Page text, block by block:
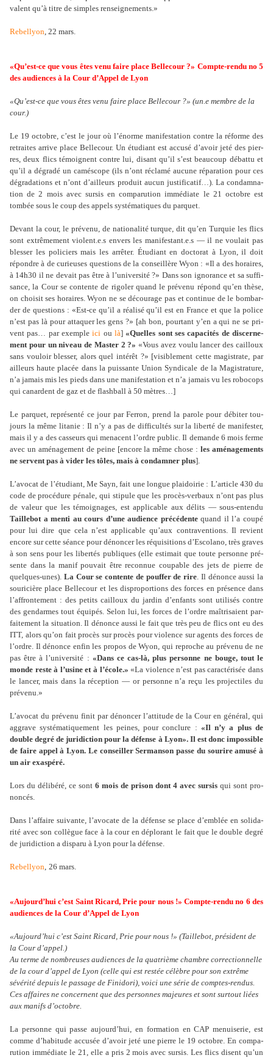
valent qu’à titre de sim­ples ren­sei­gne­ments.»
Rebellyon, 22 mars.
«Qu’est-ce que vous êtes venu faire place Bellecour ?» Compte-rendu no 5
des audiences à la Cour d’Appel de Lyon
«Qu’est-ce que vous êtes venu faire place Bellecour ?» (un.e membre de la
cour.)
Le 19 octo­bre, c’est le jour où l’énorme mani­fes­ta­tion contre la réforme des
retrai­tes arrive place Bellecour. Un étudiant est accusé d’avoir jeté des pier­
res, deux flics témoi­gnent contre lui, disant qu’il s’est beau­coup débattu et
qu’il a dégradé un camé­scope (ils n’ont réclamé aucune répa­ra­tion pour ces
dégra­da­tions et n’ont d’ailleurs pro­duit aucun jus­ti­fi­ca­tif…). La condam­na­
tion de 2 mois avec sursis en com­pa­ru­tion immé­diate le 21 octo­bre est
tombée sous le coup des appels sys­té­ma­ti­ques du par­quet.
Devant la cour, le pré­venu, de natio­na­lité turque, dit qu’en Turquie les flics
sont extrê­me­ment vio­lent.e.s envers les mani­fes­tant.e.s — il ne vou­lait pas
bles­ser les poli­ciers mais les arrê­ter. Étudiant en doc­to­rat à Lyon, il doit
répon­dre à de curieu­ses ques­tions de la conseillère Wyon : «Il a des horai­res,
à 14h30 il ne devait pas être à l’uni­ver­sité ?» Dans son igno­rance et sa suf­fi­
sance, la Cour se contente de rigo­ler quand le pré­venu répond qu’en thèse,
on choi­sit ses horai­res. Wyon ne se décou­rage pas et conti­nue de le bom­bar­
der de ques­tions : «Est-ce qu’il a réa­lisé qu’il est en France et que la police
n’est pas là pour atta­quer les gens ?» [ah bon, pour­tant y’en a qui ne se pri­
vent pas… par exem­pleici oulà]«Quelles sont ses capa­ci­tés de dis­cer­ne­
ment pour un niveau de Master 2 ?» «Vous avez voulu lancer des cailloux
sans vou­loir bles­ser, alors quel inté­rêt ?» [visi­ble­ment cette magis­trate, par
ailleurs haute placée dans la puis­sante Union Syndicale de la Magistrature,
n’a jamais mis les pieds dans une mani­fes­ta­tion et n’a jamais vu les robo­cops
qui canar­dent de gaz et de fla­sh­ball à 50 mètres…]
Le par­quet, repré­senté ce jour par Ferron, prend la parole pour débi­ter tou­
jours la même lita­nie : Il n’y a pas de dif­fi­cultés sur la liberté de mani­fes­ter,
mais il y a des cas­seurs qui mena­cent l’ordre public. Il demande 6 mois ferme
avec un amé­na­ge­ment de peine [encore la même chose :les amé­na­ge­ments
ne ser­vent pas à vider les tôles, mais à condam­ner plus].
L’avocat de l’étudiant, Me Sayn, fait une longue plai­doi­rie : L’arti­cle 430 du
code de pro­cé­dure pénale, qui sti­pule que les procès-ver­baux n’ont pas plus
de valeur que les témoi­gna­ges, est appli­ca­ble aux délits — sous-entendu
Taillebot a menti au cours d’une audience pré­cé­dentequand il l’a coupé
pour lui dire que cela n’est appli­ca­ble qu’aux contra­ven­tions. Il revient
encore sur cette séance pour dénon­cer les réqui­si­tions d’Escolano, très graves
à son sens pour les liber­tés publi­ques (elle esti­mait que toute per­sonne pré­
sente dans la manif pou­vait être reconnue cou­pa­ble des jets de pierre de
quel­ques-unes). La Cour se contente de pouf­fer de rire. Il dénonce aussi la
sou­ri­cière place Bellecour et les dis­pro­por­tions des forces en pré­sence dans
l’affron­te­ment : des petits cailloux du jardin d’enfants sont uti­li­sés contre
des gen­dar­mes tout équipés. Selon lui, les forces de l’ordre maî­tri­saient par­
fai­te­ment la situa­tion. Il dénonce aussi le fait que très peu de flics ont eu des
ITT, alors qu’on fait procès sur procès pour vio­lence sur agents des forces de
l’ordre. Il dénonce enfin les propos de Wyon, qui repro­che au pré­venu de ne
pas être à l’uni­ver­sité : «Dans ce cas-là, plus per­sonne ne bouge, tout le
monde reste à l’usine et à l’école.» «La vio­lence n’est pas carac­té­ri­sée dans
le lancer, mais dans la récep­tion — or per­sonne n’a reçu les pro­jec­ti­les du
pré­venu.»
L’avocat du pré­venu finit par dénon­cer l’atti­tude de la Cour en géné­ral, qui
aggrave sys­té­ma­ti­que­ment les peines, pour conclure : «Il n’y a plus de
double degré de juri­dic­tion pour la défense à Lyon». Il est donc impos­si­ble
de faire appel à Lyon. Le conseiller Sermanson passe du sou­rire amusé à
un air exas­péré.
Lors du déli­béré, ce sont 6 mois de prison dont 4 avec sursis qui sont pro­
non­cés.
Dans l’affaire sui­vante, l’avo­cate de la défense se place d’emblée en soli­da­
rité avec son col­lè­gue face à la cour en déplo­rant le fait que le double degré
de juri­dic­tion a dis­paru à Lyon pour la défense.
Rebellyon, 26 mars.
«Aujourd’hui c’est Saint Ricard, Prie pour nous !» Compte-rendu no 6 des
audiences de la Cour d’Appel de Lyon
«Aujourd’hui c’est Saint Ricard, Prie pour nous !» (Taillebot, président de
la Cour d’appel.)
Au terme de nombreuses audiences de la quatrième chambre correctionnelle
de la cour d’appel de Lyon (celle qui est restée célèbre pour son extrême
sévérité depuis le passage de Finidori), voici une série de comptes-rendus.
Ces affaires ne concernent que des personnes majeures et sont surtout liées
aux manifs d’octobre.
La per­sonne qui passe aujourd’hui, en for­ma­tion en CAP menui­se­rie, est
comme d’habi­tude accu­sée d’avoir jeté une pierre le 19 octo­bre. En com­pa­
ru­tion immé­diate le 21, elle a pris 2 mois avec sursis. Les flics disent qu’un